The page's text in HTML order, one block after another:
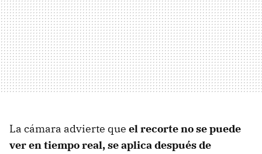
La cámara advierte que el recorte no se puede
ver en tiempo real, se aplica después de